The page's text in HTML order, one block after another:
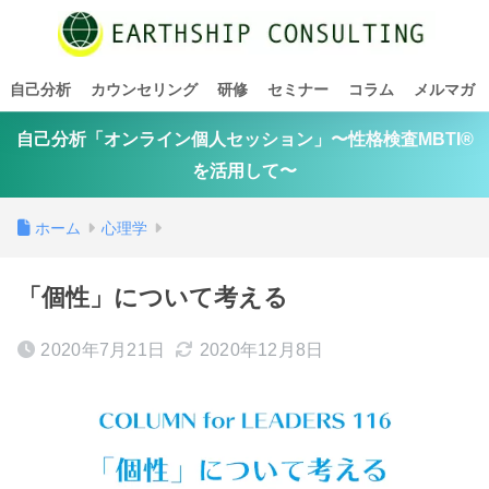
自己分析 カウンセリング 研修 セミナー コラム メルマガ
自己分析「オンライン個人セッション」〜性格検査MBTI®
を活用して〜
ホーム 心理学
「個性」について考える
2020年7月21日 2020年12月8日